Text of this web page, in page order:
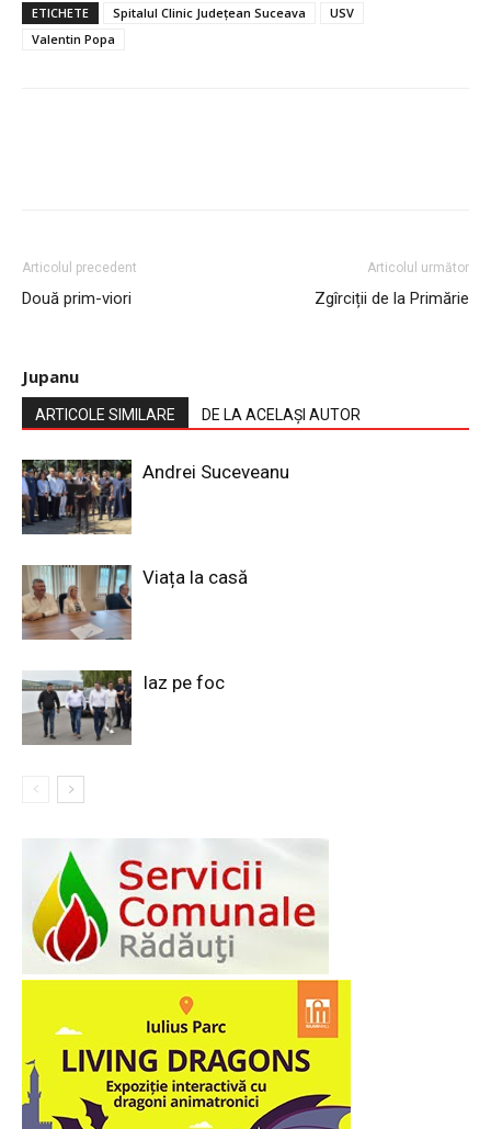
ETICHETE Spitalul Clinic Județean Suceava
USV
Valentin Popa
Articolul precedent
Două prim-viori
Articolul următor
Zgîrciții de la Primărie
Jupanu
ARTICOLE SIMILARE DE LA ACELAȘI AUTOR
Andrei Suceveanu
Viața la casă
Iaz pe foc